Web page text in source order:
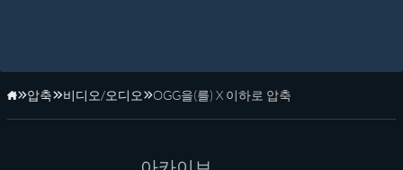
홈페이지
압축 비디오/오디오 OGG을(를) X 이하로 압축